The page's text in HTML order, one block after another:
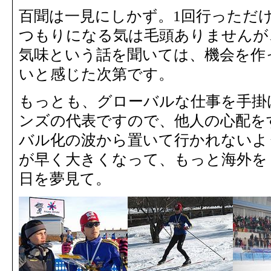
百聞は一見にしかず。1回行っただ
つもりになる気は毛頭ありません
気味という話を聞いては、機会を
いと感じた次第です。
もっとも、グローバルな仕事を手
ンズの代表ですので、他人の心配
バル化の波から置いて行かれない
が早く大きくなって、もっと海外
日を夢見て。